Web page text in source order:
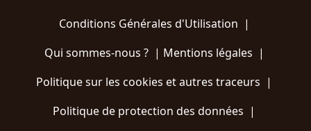
Conditions Générales d'Utilisation |
Qui sommes-nous ?| Mentions légales |
Politique sur les cookies et autres traceurs |
Politique de protection des données |